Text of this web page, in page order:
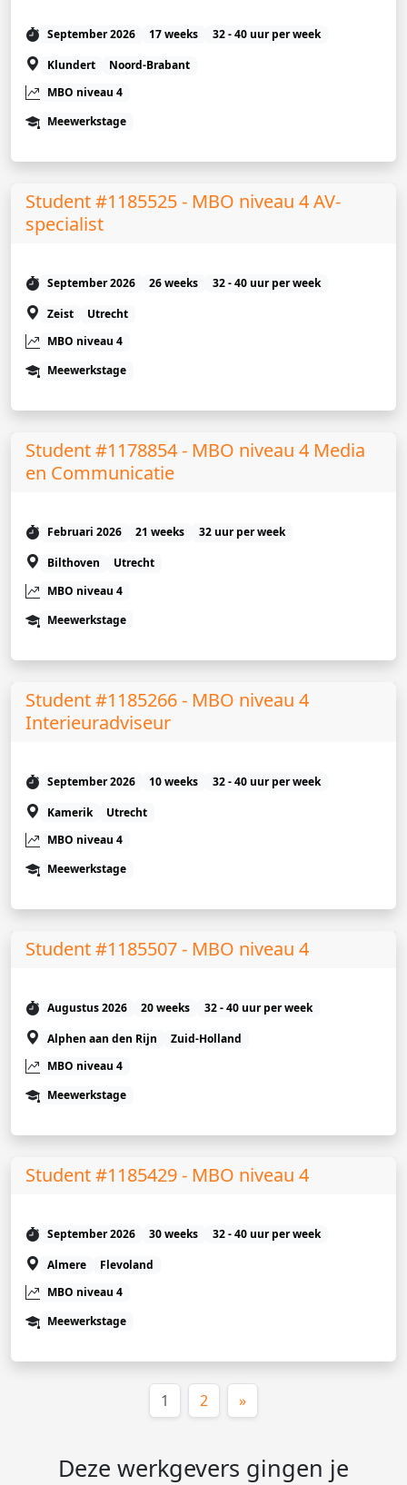
September 2026 17 weeks
32 - 40 uur per week
Klundert
Noord-Brabant
MBO niveau 4
Meewerkstage
Student #1185525 - MBO niveau 4 AV-
specialist
September 2026 26 weeks
32 - 40 uur per week
Zeist
Utrecht
MBO niveau 4
Meewerkstage
Student #1178854 - MBO niveau 4 Media
en Communicatie
Februari 2026 21 weeks
32 uur per week
Bilthoven
Utrecht
MBO niveau 4
Meewerkstage
Student #1185266 - MBO niveau 4
Interieuradviseur
September 2026 10 weeks
32 - 40 uur per week
Kamerik
Utrecht
MBO niveau 4
Meewerkstage
Student #1185507 - MBO niveau 4
Augustus 2026 20 weeks
32 - 40 uur per week
Alphen aan den Rijn
Zuid-Holland
MBO niveau 4
Meewerkstage
Student #1185429 - MBO niveau 4
September 2026 30 weeks
32 - 40 uur per week
Almere
Flevoland
MBO niveau 4
Meewerkstage
1 (huidige)
2 »
Deze werkgevers gingen je